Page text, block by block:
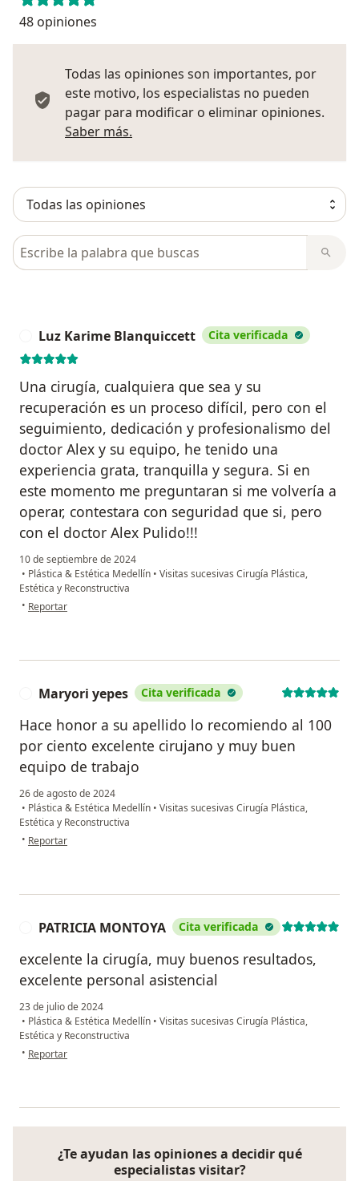
48 opiniones
Todas las opiniones son importantes, por
este motivo, los especialistas no pueden
pagar para modificar o eliminar opiniones.
Saber más.
Busca en opiniones
Luz Karime Blanquiccett Cita verificada
Una cirugía, cualquiera que sea y su
recuperación es un proceso difícil, pero con el
seguimiento, dedicación y profesionalismo del
doctor Alex y su equipo, he tenido una
experiencia grata, tranquilla y segura. Si en
este momento me preguntaran si me volvería a
operar, contestara con seguridad que si, pero
con el doctor Alex Pulido!!!
10 de septiembre de 2024
• Plástica & Estética Medellín • Visitas sucesivas Cirugía Plástica,
Estética y Reconstructiva
• en opinión del usuario Luz Karime Blanquiccett
Reportar
Maryori yepes Cita verificada
Hace honor a su apellido lo recomiendo al 100
por ciento excelente cirujano y muy buen
equipo de trabajo
26 de agosto de 2024
• Plástica & Estética Medellín • Visitas sucesivas Cirugía Plástica,
Estética y Reconstructiva
• en opinión del usuario Maryori yepes
Reportar
PATRICIA MONTOYA Cita verificada
excelente la cirugía, muy buenos resultados,
excelente personal asistencial
23 de julio de 2024
• Plástica & Estética Medellín • Visitas sucesivas Cirugía Plástica,
Estética y Reconstructiva
• en opinión del usuario PATRICIA MONTOYA
Reportar
¿Te ayudan las opiniones a decidir qué
especialistas visitar?